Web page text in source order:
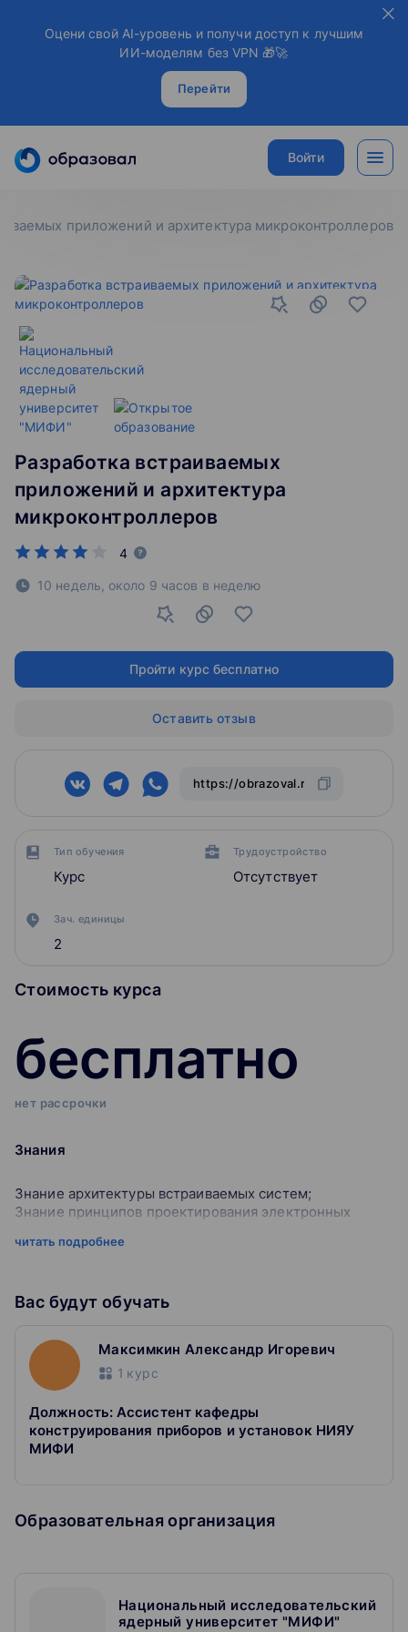
Оцени свой AI-уровень и получи доступ к лучшим
ИИ-моделям без VPN 🎁🚀
Перейти
Войти
приложений и архитектура микроконтроллеров
Тип обучения
Курс
Трудоустройство
Отсутствует
Зач. единицы
2
Стоимость курса
бесплатно
нет рассрочки
Знания
Знание архитектуры встраиваемых систем;
Знание принципов проектирования электронных
Знание приёмов и методов программирования
Умения
Умение применять изученные алгоритмы и приёмы в
профессиональной деятельности;
Умение использовать современные принципы
проектирования, программирования и разработки
встраиваемых систем.
Владение навыками системного понимания процессов;
Владение навыками коммуникации в команде
читать подробнее
Вас будут обучать
Максимкин Александр Игоревич
1 курс
Должность: Ассистент кафедры
конструирования приборов и установок НИЯУ
МИФИ
Образовательная организация
Национальный исследовательский
ядерный университет "МИФИ"
Разработка встраиваемых
приложений и архитектура
микроконтроллеров
4
10 недель, около 9 часов в неделю
Пройти курс бесплатно
Оставить отзыв